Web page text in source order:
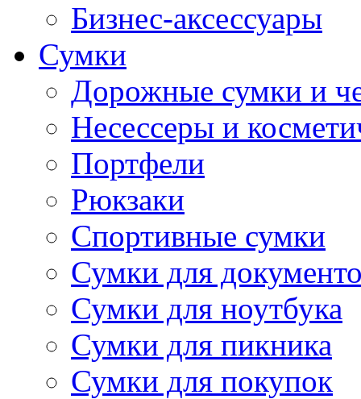
Бизнес-аксессуары
Сумки
Дорожные сумки и
Несессеры и
Портфели
Рюкзаки
Спортивные сумки
Сумки для
Сумки для ноутбука
Сумки для пикника
Сумки для покупок